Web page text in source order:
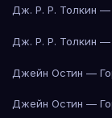
Дж. Р. Р. Толкин —
Дж. Р. Р. Толкин —
Джейн Остин —
Джейн Остин —